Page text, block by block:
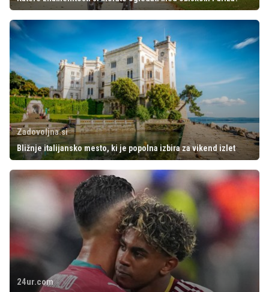
Zadovoljna.si
Bližnje italijansko mesto, ki je popolna izbira za vikend izlet
24ur.com